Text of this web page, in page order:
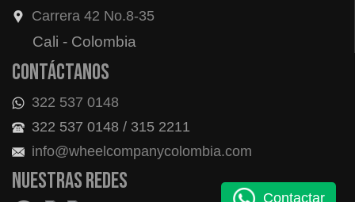
Carrera 42 No.8-35
Cali - Colombia
Contáctanos
322 537 0148
322 537 0148 / 315 2211
info@wheelcompanycolombia.com
Nuestras redes
Contactar